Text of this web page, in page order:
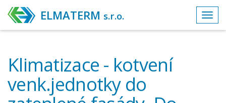
ELMATERM s.r.o.
Klimatizace - kotvení
venk.jednotky do